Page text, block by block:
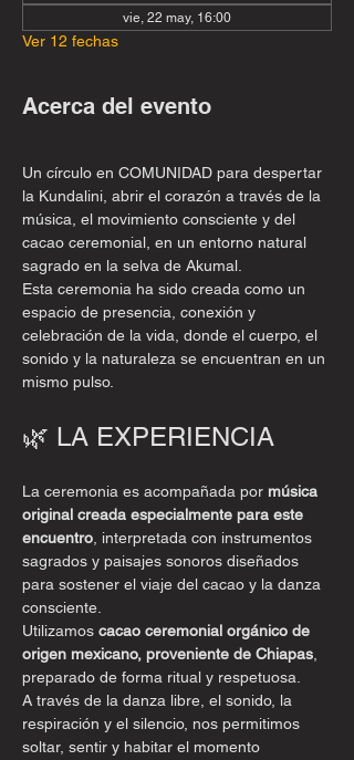
vie, 22 may, 16:00
Ver 12 fechas
Acerca del evento
Un círculo en COMUNIDAD para despertar
la Kundalini, abrir el corazón a través de la
música, el movimiento consciente y del
cacao ceremonial, en un entorno natural
sagrado en la selva de Akumal.
Esta ceremonia ha sido creada como un
espacio de presencia, conexión y
celebración de la vida, donde el cuerpo, el
sonido y la naturaleza se encuentran en un
mismo pulso.
🌿 LA EXPERIENCIA
La ceremonia es acompañada por música
original creada especialmente para este
encuentro , interpretada con instrumentos
sagrados y paisajes sonoros diseñados
para sostener el viaje del cacao y la danza
consciente.
Utilizamos cacao ceremonial orgánico de
origen mexicano, proveniente de Chiapas
preparado de forma ritual y respetuosa.
A través de la danza libre, el sonido, la
respiración y el silencio, nos permitimos
soltar, sentir y habitar el momento